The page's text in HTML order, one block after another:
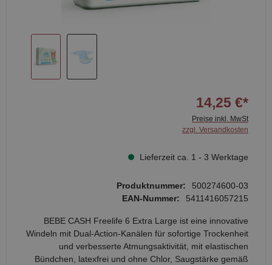
14,25 €*
Preise inkl. MwSt
zzgl. Versandkosten
Lieferzeit ca. 1 - 3 Werktage
Produktnummer:
500274600-03
EAN-Nummer:
5411416057215
BEBE CASH Freelife 6 Extra Large ist eine innovative
Windeln mit Dual-Action-Kanälen für sofortige Trockenheit
und verbesserte Atmungsaktivität, mit elastischen
Bündchen, latexfrei und ohne Chlor, Saugstärke gemäß